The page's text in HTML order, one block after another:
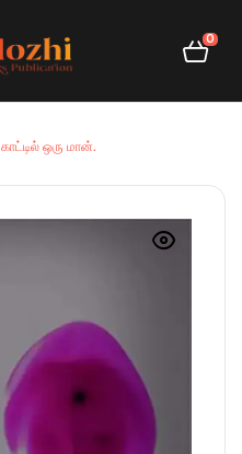
0
காட்டில் ஒரு மான்.